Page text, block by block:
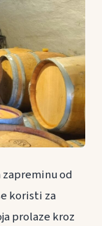
zapreminu od
koristi za
prolaze kroz